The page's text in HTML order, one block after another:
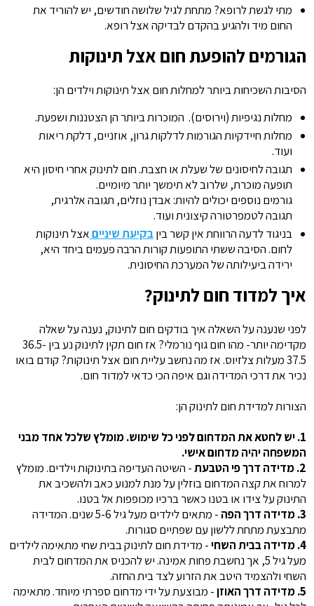
מתי לגשת לרופא? מתחת לגיל שלושה חודשים, יש להוריד את
החום מיד ולהגיע בהקדם לבדיקה אצל רופא.
הגורמים להופעת חום אצל תינוקות
הסיבות השכיחות ביותר למחלות חום אצל תינוקות וילדים הן:
מחלות נגיפיות (וירוסים). המוכרות ביותר הן הצטננות ושפעת.
מחלות חיידקיות הגורמות לדלקות גרון, אוזניים, דלקת ריאות
ועוד.
תגובה לחיסונים של שעלת או חצבת. חום לתינוק אחרי חיסון היא
תופעה מוכרת, שלרוב לא תימשך יותר מיומיים.
גורמים נוספים יכולים להיות: אבדן נוזלים, תגובה אלרגית,
תגובה לטמפרטורה קיצונית ועוד.
בניגוד לדעה הרווחת אין קשר ביןבקיעת שינייםאצל תינוקות
לחום. הסיבה ששתי התופעות קורות הרבה פעמים ביחד היא,
ירידה ביעילותה של המערכת החיסונית.
איך למדוד חום לתינוק?
לפני שנענה על השאלה איך בודקים חום לתינוק, נענה על שאלה
מקדימה יותר- מהו חום גוף נורמלי? אז חום תקין לתינוק נע בין 36.5-
37.5 מעלות צלזיוס. אז מה נחשב עליית חום אצל תינוקות? קודם בואו
נכיר את דרכי המדידה וגם איפה הכי כדאי למדוד חום.
הצורות למדידת חום לתינוק הן:
1. יש לחטא את המדחום לפני כל שימוש. מומלץ שלכל אחד מבני
המשפחה יהיה מדחום אישי.
2. מדידה דרך פי הטבעת
- השיטה העדיפה בתינוקות וילדים. מומלץ
למרוח את קצה המדחום בוזלין על מנת למנוע כאב ולהשכיב את
התינוק על צידו או בטנו כאשר ברכיו מכופפות אל בטנו.
3. מדידה דרך הפה
- מתאים לילדים מעל גיל 5-6 שנים. המדידה
מתבצעת מתחת ללשון עם שפתיים סגורות.
4. מדידה בבית השחי
- מדידת חום לתינוק בבית שחי מתאימה לילדים
מעל גיל 5, אך נחשבת פחות אמינה. יש להכניס את המדחום לבית
השחי ולהצמיד היטב את הזרוע לצד בית החזה.
5. מדידה דרך האוזן
- מבוצעת על ידי מדחום ספרתי מיוחד. מתאימה